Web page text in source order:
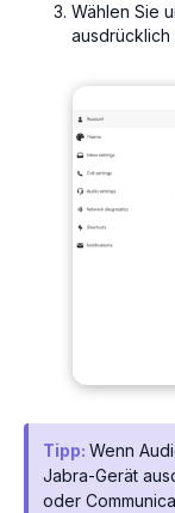
Wählen Sie
ausdrücklich
Tipp: Wenn
Jabra-Gerät
oder